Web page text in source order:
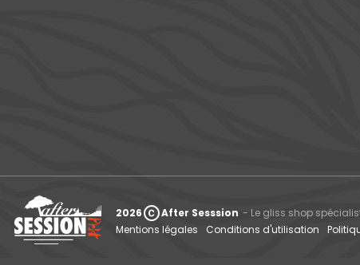
2026copyrightAfter Sesssion - Le gliss shop
Mentions légales
Conditions d'utilisation